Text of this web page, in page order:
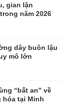
gian lận
năm 2026
dây buôn lậu
mô lớn
“bất an” về
hóa tại Minh